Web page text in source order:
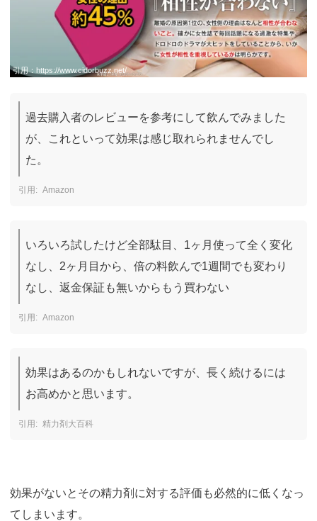
引用： https://www.cidorbuzz.net/
過去購入者のレビューを参考にして飲んでみました
が、これといって効果は感じ取れられませんでし
た。
Amazon
いろいろ試したけど全部駄目、1ヶ月使って全く変化
なし、2ヶ月目から、倍の料飲んで1週間でも変わり
なし、返金保証も無いからもう買わない
Amazon
効果はあるのかもしれないですが、長く続けるには
お高めかと思います。
精力剤大百科
効果がないとその精力剤に対する評価も必然的に低くなっ
てしまいます。